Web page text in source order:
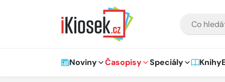
Hlavní navigace
Noviny Časopisy Speciály Knihy